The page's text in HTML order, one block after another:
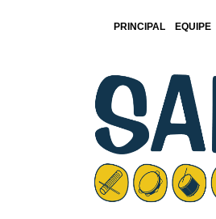
PRINCIPAL EQUIPE